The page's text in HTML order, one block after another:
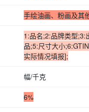
手绘油画、粉画及其
1:品名;2:品牌类型;3:
品;5:尺寸大小
实际情况填报];
幅/千克
6%